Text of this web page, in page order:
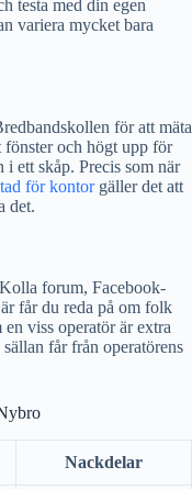
testa med din egen
variera mycket bara
för att mäta
fönster och högt upp för
ett skåp. Precis som när
för kontorgäller det att
det.
forum, Facebook-
får du reda på om folk
viss operatör är extra
får från operatörens
Nackdelar